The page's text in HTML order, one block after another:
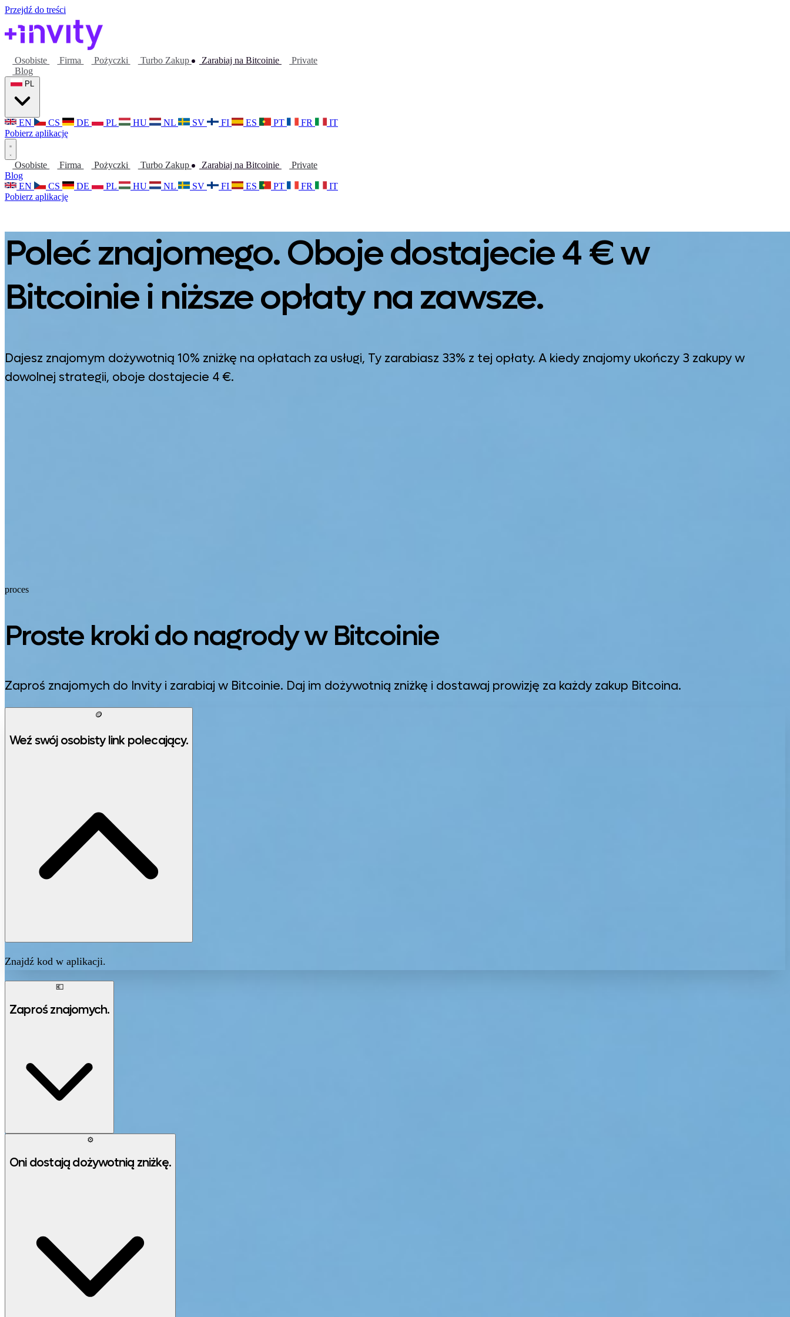
Przejdź do treści
Osobiste Firma Pożyczki Turbo Zakup Zarabiaj na Bitcoinie
Private
Blog
EN CS DE PL HU NL SV FI ES PT FR
IT
Pobierz aplikację
Osobiste Firma Pożyczki Turbo Zakup Zarabiaj na Bitcoinie
Private
Blog
EN
CS DE PL HU NL SV FI ES PT FR
IT
Pobierz aplikację
Poleć znajomego. Oboje dostajecie 4 € w
Bitcoinie i niższe opłaty na zawsze.
Dajesz znajomym dożywotnią 10% zniżkę na opłatach za usługi, Ty zarabiasz 33% z tej opłaty. A kiedy znajomy ukończy 3 zakupy w
dowolnej strategii, oboje dostajecie 4 €.
proces
Proste kroki do nagrody w Bitcoinie
Zaproś znajomych do Invity i zarabiaj w Bitcoinie. Daj im dożywotnią zniżkę i dostawaj prowizję za każdy zakup Bitcoina.
🪙
Weź swój osobisty link polecający.
Znajdź kod w aplikacji.
💶
Zaproś znajomych.
⚙️
Oni dostają dożywotnią zniżkę.